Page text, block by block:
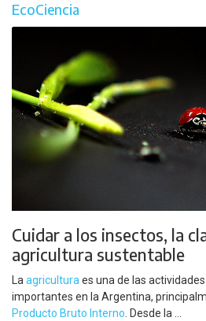
EcoCiencia
Cuidar a los insectos, la
agricultura sustentable
Laagriculturaes una de las
importantes en la Argentina,
Producto Bruto Interno. Desde la ...